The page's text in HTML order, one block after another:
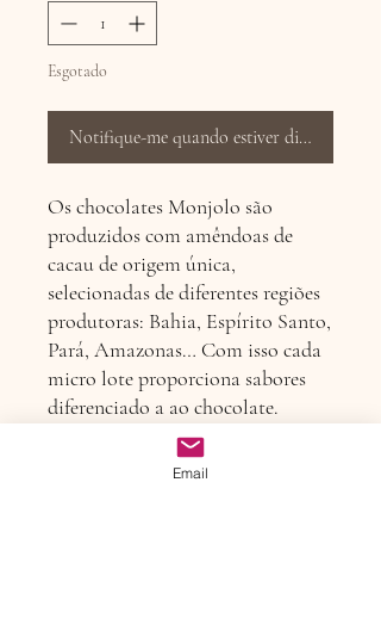
Esgotado
Notifique-me quando estiver disponível
Os chocolates Monjolo são
produzidos com amêndoas de
cacau de origem única,
selecionadas de diferentes regiões
produtoras: Bahia, Espírito Santo,
Pará, Amazonas… Com isso cada
micro lote proporciona sabores
diferenciado a ao chocolate.
Origem das amêndoas desta barra:
Medicilândia/PA. Ingredientes:
Email